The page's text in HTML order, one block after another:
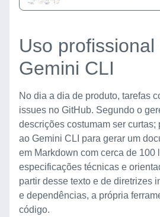
Uso profissional
Gemini CLI
No dia a dia de produto, tarefas
issues no GitHub. Segundo o
descrições costumam ser curtas;
ao Gemini CLI para gerar um
em Markdown com cerca de 100
especificações técnicas e
partir desse texto e de diretrizes
e dependências, a própria
código.